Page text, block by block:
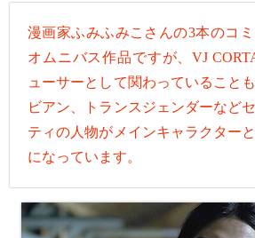
漫画家ふみふみこさんの3本のコ
オムニバス作品ですが、VJ
ューサーとして関わっていること
ビアン、トランスジェンダーなど
ティの人物がメインキャラクター
になっています。